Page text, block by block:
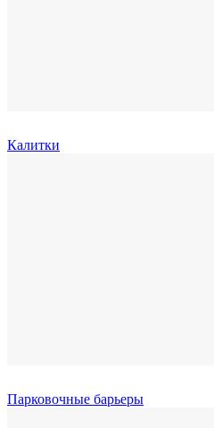
Калитки
Парковочные барьеры